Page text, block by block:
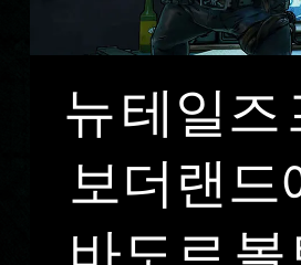
뉴 테일즈
보더랜드